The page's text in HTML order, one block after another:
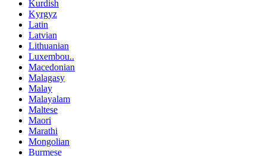
Kurdish
Kyrgyz
Latin
Latvian
Lithuanian
Luxembou..
Macedonian
Malagasy
Malay
Malayalam
Maltese
Maori
Marathi
Mongolian
Burmese